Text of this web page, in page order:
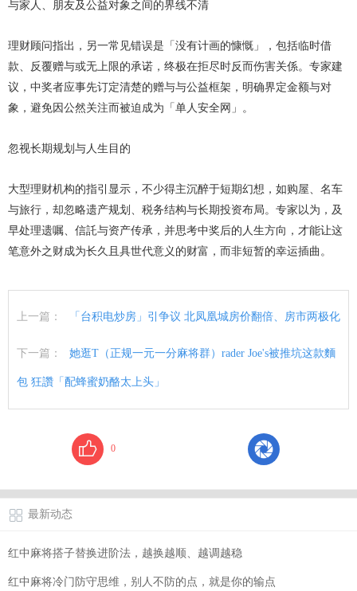
与家人、朋友及公益对象之间的界线不清
理财顾问指出，另一常见错误是「没有计画的慷慨」，包括临时借
款、反覆赠与或无上限的承诺，终极在拒尽时反而伤害关係。专家建
议，中奖者应事先订定清楚的赠与与公益框架，明确界定金额与对
象，避免因公然关注而被迫成为「单人安全网」。
忽视长期规划与人生目的
大型理财机构的指引显示，不少得主沉醉于短期幻想，如购屋、名车
与旅行，却忽略遗产规划、税务结构与长期投资布局。专家以为，及
早处理遗嘱、信託与资产传承，并思考中奖后的人生方向，才能让这
笔意外之财成为长久且具世代意义的财富，而非短暂的幸运插曲。
上一篇： 「台积电炒房」引争议 北凤凰城房价翻倍、房市两极化
下一篇： 她逛T（正规一元一分麻将群）rader Joe's被推坑这款麵
包 狂讚「配蜂蜜奶酪太上头」
0
最新动态
红中麻将搭子替换进阶法，越换越顺、越调越稳
红中麻将冷门防守思维，别人不防的点，就是你的输点